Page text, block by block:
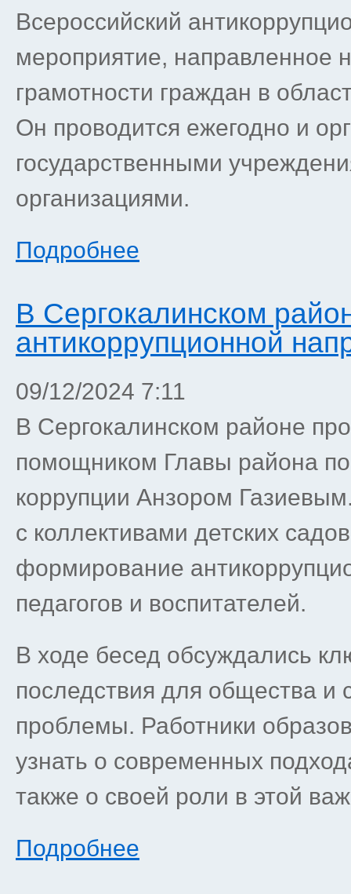
Всероссийский
мероприятие, направленное
грамотности граждан в
Он проводится ежегодно и
государственными
организациями.
Подробнее
В Сергокалинском
антикоррупционной
09/12/2024 7:11
В Сергокалинском районе
помощником Главы района
коррупции Анзором
с коллективами детских
формирование
педагогов и воспитателей.
В ходе бесед обсуждались
последствия для общества и
проблемы. Работники
узнать о современных
также о своей роли в этой
Подробнее